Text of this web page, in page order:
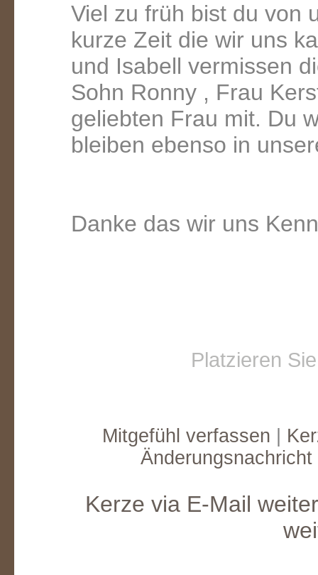
Viel zu früh bist du von
kurze Zeit die wir uns
und Isabell vermissen
Sohn Ronny , Frau
geliebten Frau mit. Du
bleiben ebenso in
Danke das wir uns
Platzieren
Mitgefühl verfassen
Kerze via E-Mail